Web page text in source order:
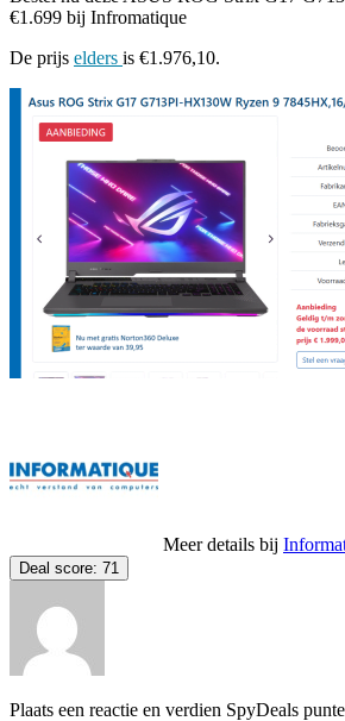
€1.699 bij Infromatique
De prijs elders is €1.976,10.
Meer details bij
Deal score: 71
Plaats een reactie en verdien SpyDeals